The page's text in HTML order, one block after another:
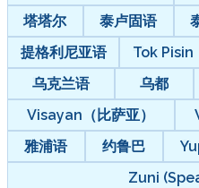
塔塔尔
泰卢固语
提格利尼亚语
Tok Pisin
乌克兰语
乌都
Visayan（比萨亚）
雅浦语
约鲁巴
Zuni